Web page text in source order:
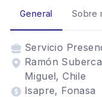
General Sobre
Servicio
Ramón
Miguel, Chile
Isapre, Fonasa